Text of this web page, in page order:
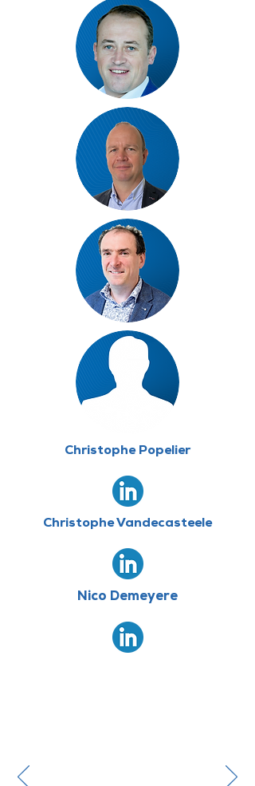
Christophe Popelier
Christophe Vandecasteele
Nico Demeyere